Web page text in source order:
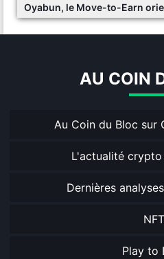
Oyabun, le Move-to-Earn
AU COIN
Au Coin du Bloc sur
L'actualité
Dernières
NFT
Play to